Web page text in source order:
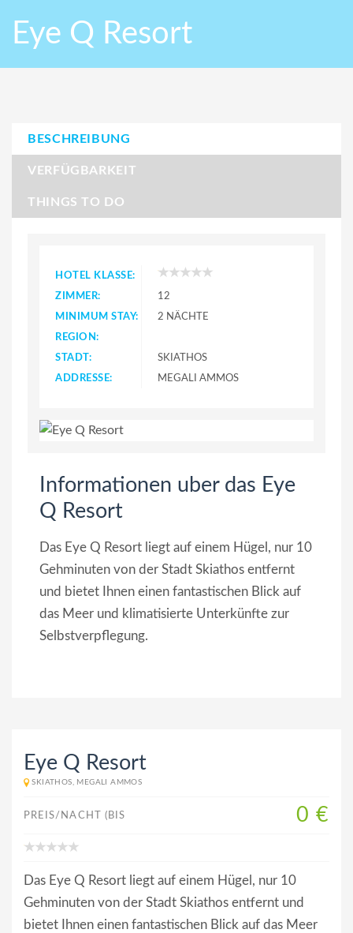
Eye Q Resort
BESCHREIBUNG
VERFÜGBARKEIT
THINGS TO DO
HOTEL KLASSE:
ZIMMER:
12
MINIMUM STAY:
2 NÄCHTE
REGION:
STADT:
SKIATHOS
ADDRESSE:
MEGALI AMMOS
Informationen uber das Eye
Q Resort
Das Eye Q Resort liegt auf einem Hügel, nur 10
Gehminuten von der Stadt Skiathos entfernt
und bietet Ihnen einen fantastischen Blick auf
das Meer und klimatisierte Unterkünfte zur
Selbstverpflegung.
Eye Q Resort
SKIATHOS, MEGALI AMMOS
PREIS/NACHT (BIS 0 €
Das Eye Q Resort liegt auf einem Hügel, nur 10
Gehminuten von der Stadt Skiathos entfernt und
bietet Ihnen einen fantastischen Blick auf das Meer